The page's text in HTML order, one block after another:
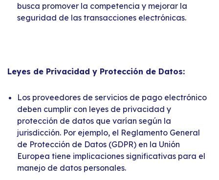
busca promover la competencia y mejorar la
seguridad de las transacciones electrónicas.
Leyes de Privacidad y Protección de Datos:
Los proveedores de servicios de pago electrónico
deben cumplir con leyes de privacidad y
protección de datos que varían según la
jurisdicción. Por ejemplo, el Reglamento General
de Protección de Datos (GDPR) en la Unión
Europea tiene implicaciones significativas para el
manejo de datos personales.